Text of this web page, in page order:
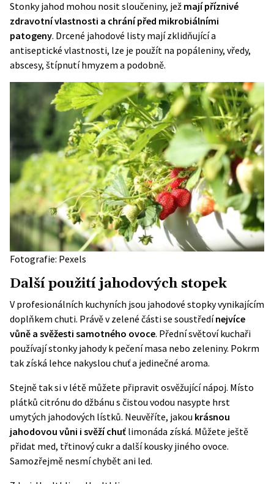
Stonky jahod mohou nosit sloučeniny, jež mají příznivé
zdravotní vlastnosti a chrání před mikrobiálními
patogeny. Drcené jahodové listy mají zklidňující a
antiseptické vlastnosti, lze je použít na popáleniny, vředy,
abscesy, štípnutí hmyzem a podobně.
Fotografie: Pexels
Další použití jahodových stopek
V profesionálních kuchyních jsou jahodové stopky vynikajícím
doplňkem chuti. Právě v zelené části se soustředínejvíce
vůně a svěžesti samotného ovoce. Přední světoví kuchaři
používají stonky jahody k pečení masa nebo zeleniny. Pokrm
tak získá lehce nakyslou chuť a jedinečné aroma.
Stejně tak si v létě můžete připravit osvěžující nápoj. Místo
plátků citrónu do džbánu s čistou vodou nasypte hrst
umytých jahodových lístků. Neuvěříte, jakou krásnou
jahodovou vůni i svěží chuť limonáda získá. Můžete ještě
přidat med, třtinový cukr a další kousky jiného ovoce.
Samozřejmě nesmí chybět ani led.